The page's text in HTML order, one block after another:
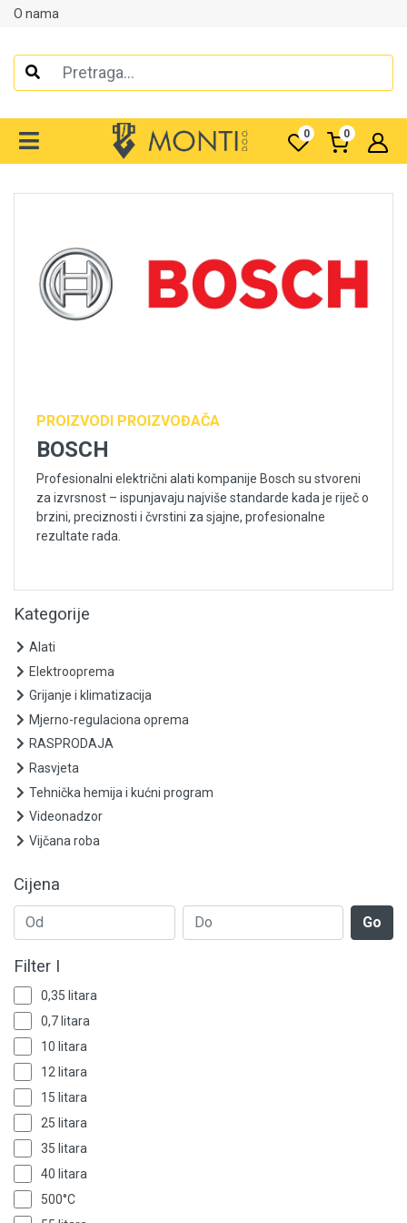
O nama
0 0
Alati
Grijanje i klimatizacija
Rasvjeta
Tehnička hemija i kućni program
PROIZVODI PROIZVOĐAČA
BOSCH
Profesionalni električni alati kompanije Bosch su stvoreni
za izvrsnost – ispunjavaju najviše standarde kada je riječ o
brzini, preciznosti i čvrstini za sjajne, profesionalne
rezultate rada.
Kategorije
Alati
Elektrooprema
Grijanje i klimatizacija
Mjerno-regulaciona oprema
RASPRODAJA
Rasvjeta
Tehnička hemija i kućni program
Videonadzor
Vijčana roba
Cijena
Go
Filter I
0,35 litara
0,7 litara
10 litara
12 litara
15 litara
25 litara
35 litara
40 litara
500°C